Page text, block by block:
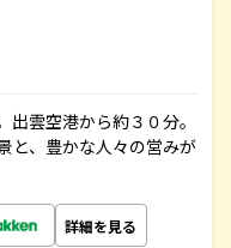
雲空港から約３０分。
と、豊かな人々の営みが
詳細を見る